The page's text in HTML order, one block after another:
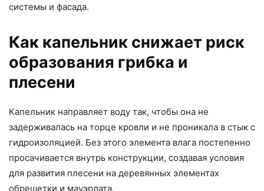
системы и фасада.
Как капельник снижает риск
образования грибка и
плесени
Капельник направляет воду так, чтобы она не
задерживалась на торце кровли и не проникала в стык с
гидроизоляцией. Без этого элемента влага постепенно
просачивается внутрь конструкции, создавая условия
для развития плесени на деревянных элементах
обрешетки и мауэрлата.